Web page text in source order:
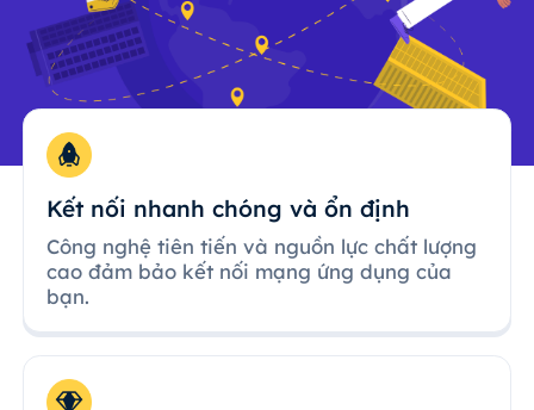
Kết nối nhanh chóng và ổn định
Công nghệ tiên tiến và nguồn lực chất lượng
cao đảm bảo kết nối mạng ứng dụng của
bạn.